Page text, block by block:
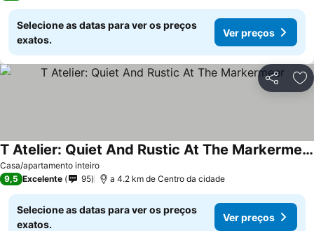
Selecione as datas para ver os preços
exatos.
Ver preços
Partilhar
Casa/apartamento inteiro
T Atelier: Quiet And Rustic At The Markermeer
9,5 Excelente 95 a 4.2 km de Centro da cidade
Selecione as datas para ver os preços
exatos.
Ver preços